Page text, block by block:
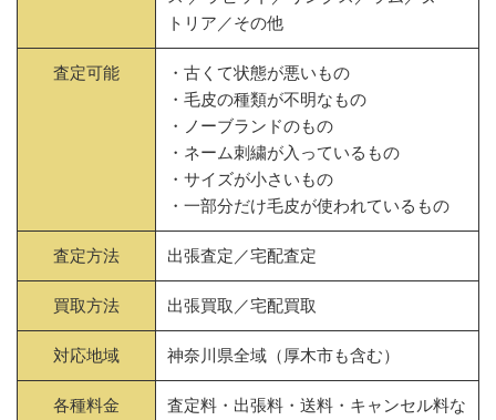
トリア／その他
査定可能
・古くて状態が悪いもの
・毛皮の種類が不明なもの
・ノーブランドのもの
・ネーム刺繍が入っているもの
・サイズが小さいもの
・一部分だけ毛皮が使われているもの
査定方法 出張査定／宅配査定
買取方法 出張買取／宅配買取
対応地域 神奈川県全域（厚木市も含む）
各種料金
査定料・出張料・送料・キャンセル料な